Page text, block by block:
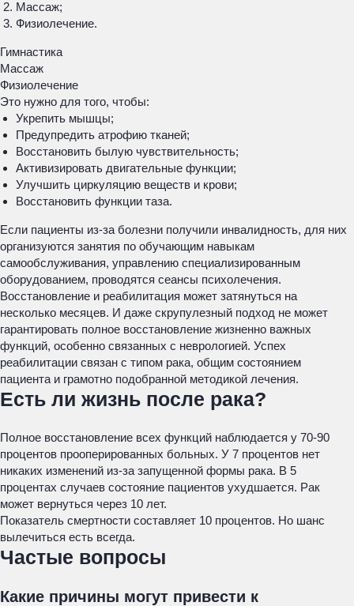
Массаж;
Физиолечение.
Гимнастика
Массаж
Физиолечение
Это нужно для того, чтобы:
Укрепить мышцы;
Предупредить атрофию тканей;
Восстановить былую чувствительность;
Активизировать двигательные функции;
Улучшить циркуляцию веществ и крови;
Восстановить функции таза.
Если пациенты из-за болезни получили инвалидность, для них
организуются занятия по обучающим навыкам
самообслуживания, управлению специализированным
оборудованием, проводятся сеансы психолечения.
Восстановление и реабилитация может затянуться на
несколько месяцев. И даже скрупулезный подход не может
гарантировать полное восстановление жизненно важных
функций, особенно связанных с неврологией. Успех
реабилитации связан с типом рака, общим состоянием
пациента и грамотно подобранной методикой лечения.
Есть ли жизнь после рака?
Полное восстановление всех функций наблюдается у 70-90
процентов прооперированных больных. У 7 процентов нет
никаких изменений из-за запущенной формы рака. В 5
процентах случаев состояние пациентов ухудшается. Рак
может вернуться через 10 лет.
Показатель смертности составляет 10 процентов. Но шанс
вылечиться есть всегда.
Частые вопросы
Какие причины могут привести к